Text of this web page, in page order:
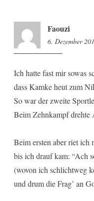
Faouzi
6. Dezember
Ich hatte fast mir sowas
dass Kamke heut zum
So war der zweite
Beim Zehnkampf drehte
Beim ersten aber riet ich
bis ich drauf kam: “Ach
(wovon ich schlichtweg
und drum die Frag’ an